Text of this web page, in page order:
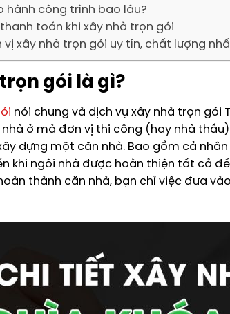
hành công trình bao lâu?
toán khi xây nhà trọn gói
vị xây nhà trọn gói uy tín, chất lượng
gói là gì?
nói chung và dịch vụ xây nhà trọn gói
nhà ở mà đơn vị thi công (hay nhà
dựng một căn nhà. Bao gồm cả
khi ngôi nhà được hoàn thiện tất cả
thành căn nhà, bạn chỉ việc đưa